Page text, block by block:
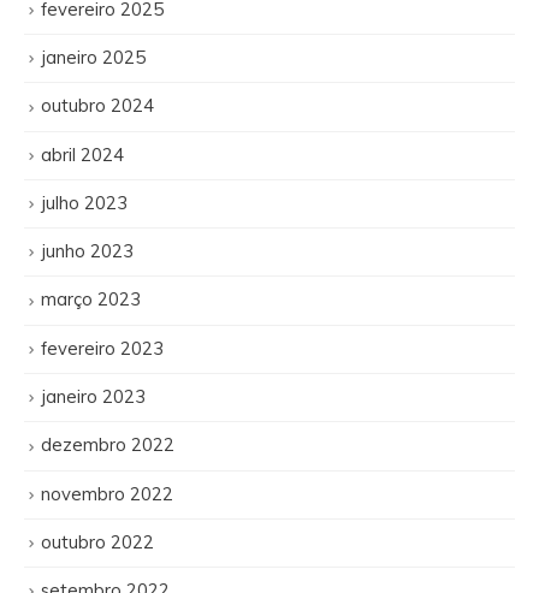
fevereiro 2025
janeiro 2025
outubro 2024
abril 2024
julho 2023
junho 2023
março 2023
fevereiro 2023
janeiro 2023
dezembro 2022
novembro 2022
outubro 2022